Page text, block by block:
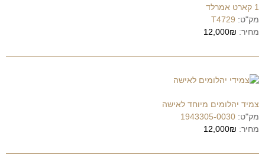
1 קארט אמרלד
מק"ט: T4729
מחיר: 12,000₪
צמיד יהלומים מיוחד לאישה
מק"ט: 1943305-0030
מחיר: 12,000₪